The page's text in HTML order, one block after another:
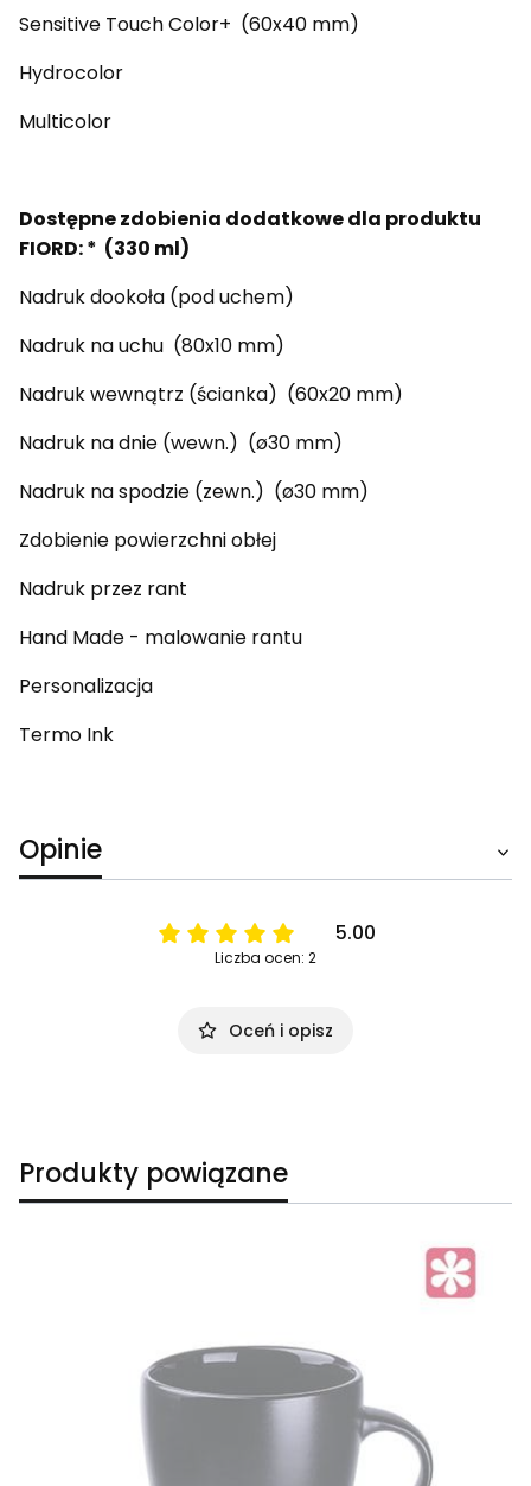
Sensitive Touch Color+ (60x40 mm)
Hydrocolor
Multicolor
Dostępne zdobienia dodatkowe dla produktu
FIORD: * (330 ml)
Nadruk dookoła (pod uchem)
Nadruk na uchu (80x10 mm)
Nadruk wewnątrz (ścianka) (60x20 mm)
Nadruk na dnie (wewn.) (ø30 mm)
Nadruk na spodzie (zewn.) (ø30 mm)
Zdobienie powierzchni obłej
Nadruk przez rant
Hand Made - malowanie rantu
Personalizacja
Termo Ink
Opinie
5.00
Liczba ocen: 2
Oceń i opisz
Produkty powiązane